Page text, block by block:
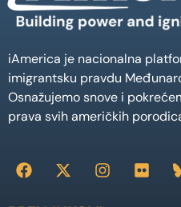
iAmerica je nacionalna
imigrantsku pravdu
Osnažujemo snove i
prava svih američkih